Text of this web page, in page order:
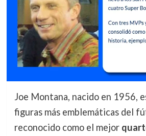
Joe Montana, nacido en 1956,
figuras más emblemáticas del
reconocido como el mejor